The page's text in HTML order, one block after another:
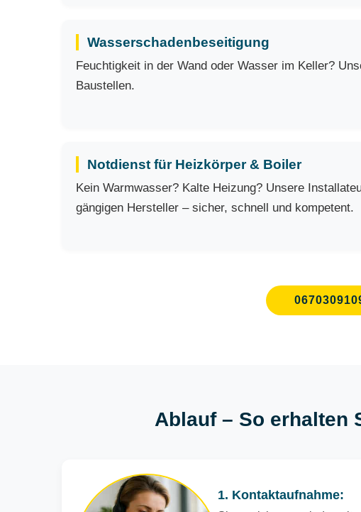
Wasserschadenbeseitigung
Feuchtigkeit in der Wand oder Wasser im Keller?
Baustellen.
Notdienst für Heizkörper & Boiler
Kein Warmwasser? Kalte Heizung? Unsere
gängigen Hersteller – sicher, schnell und kompetent.
Ablauf – So erhalten
1. Kontaktaufnahme: